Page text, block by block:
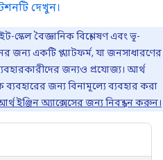
দেখুন।
স্কেল বৈজ্ঞানিক বিশ্লেষণ এবং ভূ-
জন্য একটি প্ল্যাটফর্ম, যা জনসাধারণের
জন্যও প্রযোজ্য। আর্থ
জন্য বিনামূল্যে ব্যবহার করা
ইঞ্জিন অ্যাক্সেসের জন্য নিবন্ধন করুন।